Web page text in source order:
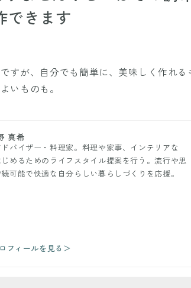
できます
すが、自分でも簡単に、美味しく作れる
いものも。
真希
バイザー・料理家。料理や家事、インテリアな
めるためのライフスタイル提案を行う。流行や思
可能で快適な自分らしい暮らしづくりを応援。
フィールを見る＞